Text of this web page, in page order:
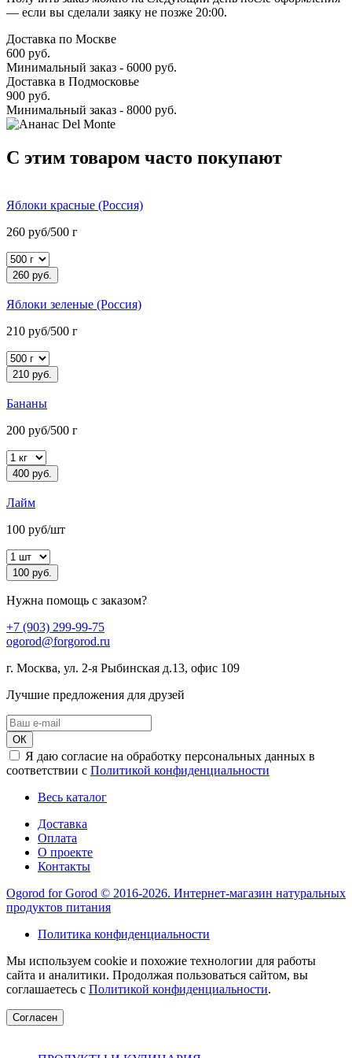
— если вы сделали заяку не позже 20:00.
Доставка по Москве
600 руб.
Минимальный заказ - 6000 руб.
Доставка в Подмосковье
900 руб.
Минимальный заказ - 8000 руб.
C этим товаром часто покупают
Яблоки красные (Россия)
260 руб/500 г
260 руб.
Яблоки зеленые (Россия)
210 руб/500 г
210 руб.
Бананы
200 руб/500 г
400 руб.
Лайм
100 руб/шт
100 руб.
Нужна помощь с заказом?
+7 (903) 299-99-75
ogorod@forgorod.ru
г. Москва, ул. 2-я Рыбинская д.13, офис 109
Лучшие предложения для друзей
ОК
Я даю согласие на обработку персональных данных в
соответствии с Политикой конфиденциальности
Весь каталог
Доставка
Оплата
О проекте
Контакты
Ogorod for Gorod © 2016-2026. Интернет-магазин натуральных
продуктов питания
Политика конфиденциальности
Мы используем cookie и похожие технологии для работы
сайта и аналитики. Продолжая пользоваться сайтом, вы
соглашаетесь с Политикой конфиденциальности.
Согласен